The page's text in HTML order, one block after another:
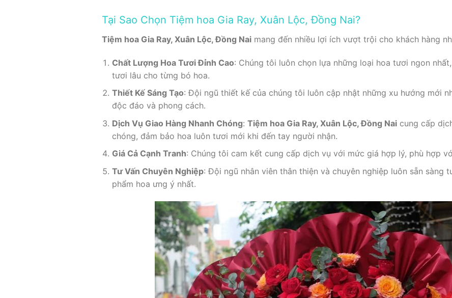
Tại Sao Chọn Tiệm hoa Gia Ray, Xuân Lộc, Đồng Nai?
Tiệm hoa Gia Ray, Xuân Lộc, Đồng Naimang đến nhiều lợi ích vượt trội cho khách hàng
Chất Lượng Hoa Tươi Đỉnh Cao: Chúng tôi luôn chọn lựa những loại hoa tươi ngon
tươi lâu cho từng bó hoa.
Thiết Kế Sáng Tạo: Đội ngũ thiết kế của chúng tôi luôn cập nhật những xu hướng mới
độc đáo và phong cách.
Dịch Vụ Giao Hàng Nhanh Chóng:Tiệm hoa Gia Ray, Xuân Lộc, Đồng Nai cung cấp
chóng, đảm bảo hoa luôn tươi mới khi đến tay người nhận.
Giá Cả Cạnh Tranh: Chúng tôi cam kết cung cấp dịch vụ với mức giá hợp lý, phù hợp
Tư Vấn Chuyên Nghiệp: Đội ngũ nhân viên thân thiện và chuyên nghiệp luôn sẵn sàng
phẩm hoa ưng ý nhất.